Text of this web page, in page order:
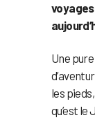
voyages
Une
les
qu’est